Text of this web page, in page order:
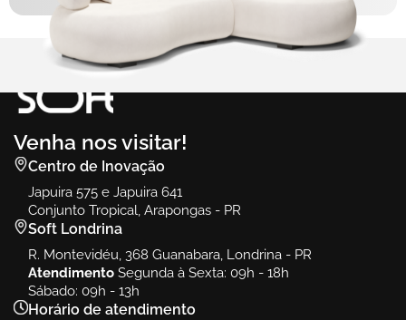
Venha nos visitar!
Centro de Inovação
Japuira 575 e Japuira 641
Conjunto Tropical, Arapongas - PR
Soft Londrina
R. Montevidéu, 368 Guanabara, Londrina - PR
Atendimento Segunda à Sexta: 09h - 18h
Sábado: 09h - 13h
Horário de atendimento